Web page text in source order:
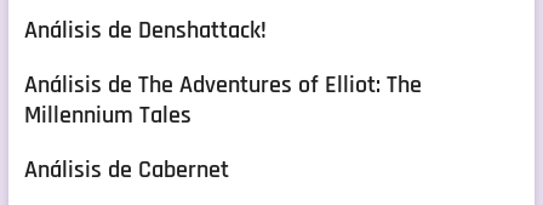
Análisis de Denshattack!
Análisis de The Adventures of Elliot: The
Millennium Tales
Análisis de Cabernet